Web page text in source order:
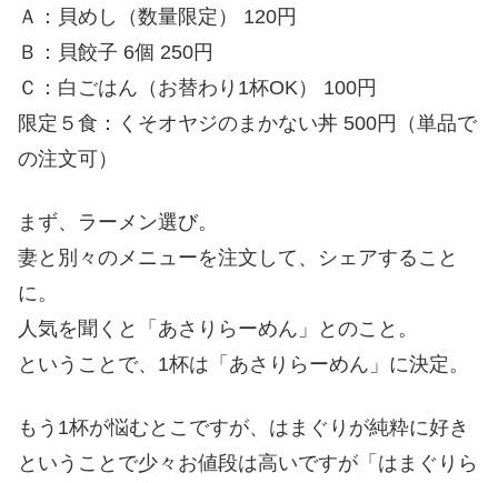
Ａ：貝めし（数量限定） 120円
Ｂ：貝餃子 6個 250円
Ｃ：白ごはん（お替わり1杯OK） 100円
限定５食：くそオヤジのまかない丼 500円（単品で
の注文可）
まず、ラーメン選び。
妻と別々のメニューを注文して、シェアすること
に。
人気を聞くと「あさりらーめん」とのこと。
ということで、1杯は「あさりらーめん」に決定。
もう1杯が悩むとこですが、はまぐりが純粋に好き
ということで少々お値段は高いですが「はまぐりら